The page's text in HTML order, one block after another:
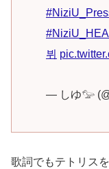
뷔
— しゆ𓅰
歌詞でもテトリス